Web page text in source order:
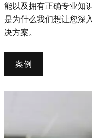
能以及拥有正确专业知
是为什么我们想让您深
决方案。
案例